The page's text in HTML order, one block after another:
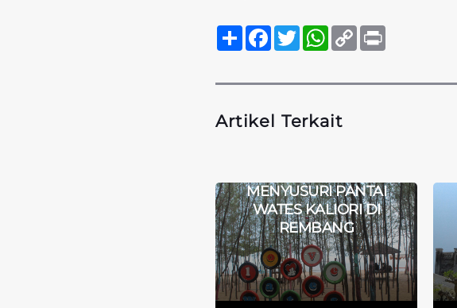
SambungFacebook
TwitterWhatsApp
Copy
Link
Artikel Terkait
MENYUSURI PANTAI
WATES KALIORI DI
REMBANG